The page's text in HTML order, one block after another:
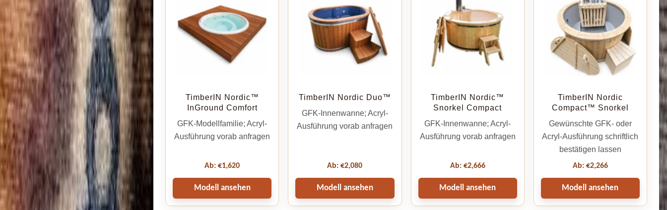
TimberIN Nordic™
InGround Comfort
GFK-Modellfamilie; Acryl-
Ausführung vorab anfragen
Ab:€1,620
Modell ansehen
TimberIN Nordic Duo™
GFK-Innenwanne; Acryl-
Ausführung vorab anfragen
Ab:€2,080
Modell ansehen
TimberIN Nordic™
Snorkel Compact
GFK-Innenwanne; Acryl-
Ausführung vorab anfragen
Ab: €2,666
Modell ansehen
TimberIN Nordic
Compact™ Snorkel
Gewünschte GFK- oder
Acryl-Ausführung schriftlich
bestätigen lassen
Ab: €2,266
Modell ansehen